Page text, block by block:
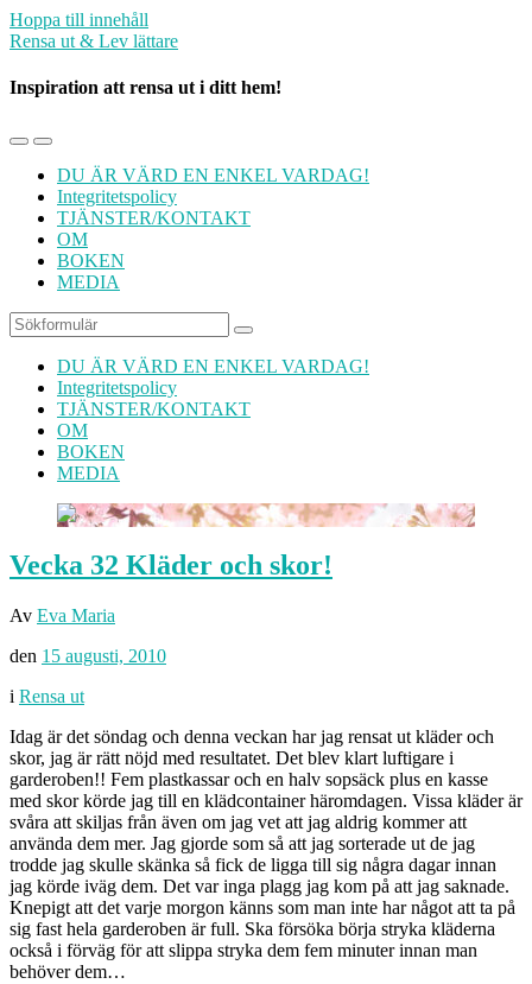
Hoppa till innehåll
Rensa ut & Lev lättare
Inspiration att rensa ut i ditt hem!
Slå
mobilmenyn
Slå
på/av
sökfältet
DU ÄR VÄRD EN ENKEL VARDAG!
Integritetspolicy
TJÄNSTER/KONTAKT
OM
BOKEN
MEDIA
Sök
DU ÄR VÄRD EN ENKEL VARDAG!
Integritetspolicy
TJÄNSTER/KONTAKT
OM
BOKEN
MEDIA
Vecka 32 Kläder och skor!
Av Eva Maria
den 15 augusti, 2010
i Rensa ut
Idag är det söndag och denna veckan har jag rensat ut kläder och
skor, jag är rätt nöjd med resultatet. Det blev klart luftigare i
garderoben!! Fem plastkassar och en halv sopsäck plus en kasse
med skor körde jag till en klädcontainer häromdagen. Vissa kläder är
svåra att skiljas från även om jag vet att jag aldrig kommer att
använda dem mer. Jag gjorde som så att jag sorterade ut de jag
trodde jag skulle skänka så fick de ligga till sig några dagar innan
jag körde iväg dem. Det var inga plagg jag kom på att jag saknade.
Knepigt att det varje morgon känns som man inte har något att ta på
sig fast hela garderoben är full. Ska försöka börja stryka kläderna
också i förväg för att slippa stryka dem fem minuter innan man
behöver dem…